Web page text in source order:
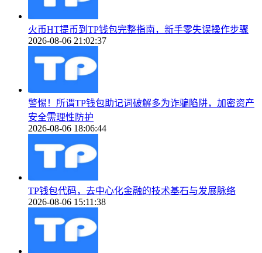
火币HT提币到TP钱包完整指南，新手零失误操作步骤
2026-08-06 21:02:37
警惕！所谓TP钱包助记词破解多为诈骗陷阱，加密资产
安全需理性防护
2026-08-06 18:06:44
TP钱包代码，去中心化金融的技术基石与发展脉络
2026-08-06 15:11:38